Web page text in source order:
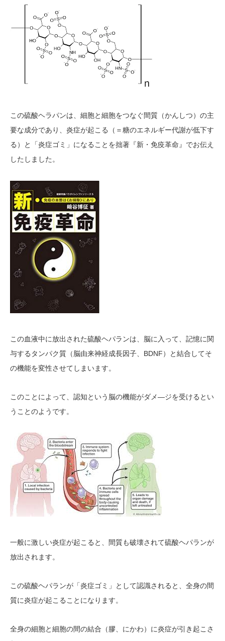
この硫酸ヘラパンは、 細胞と細胞をつなぐ間質（かんしつ）の主
要な成分であり、炎症が起こる
（＝糖のエネルギー代謝が低下す
る）
と「炎症ゴミ」になることを拙著『新・免疫革命』でお伝え
したしました。
この血液中に放出された硫酸ヘパランは、脳に入って、記憶に関
与するタンパク質（脳由来神経成長因子、 BDNF ）と結合してそ
の機能を変性させてしまいます。
このことによって、認知という脳の機能がダメ―ジを受けるとい
うことのようです。
一般に激しい炎症が起こると、間質も破壊されて硫酸ヘパランが
放出されます。
この硫酸ヘパランが「炎症ゴミ」として認識されると、全身の間
質に炎症が起こることになります。
全身の細胞と細胞の間の結合（膠、にかわ）に炎症が引き起こさ